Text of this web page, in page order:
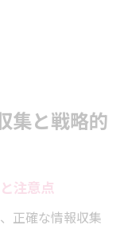
集と戦略的
注意点
正確な情報収集